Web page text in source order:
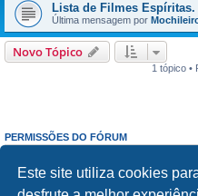
Este site utiliza cookies
Lista de Filmes Espíritas.
Última mensagem por
Novo Tópico
1 tópico •
PERMISSÕES DO FÓRUM
Responder mensagens:
Proibido
Editar mensagens:Proibido
Excluir mensagens:Proibido